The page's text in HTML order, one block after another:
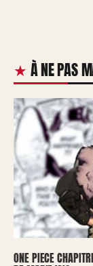
À NE PAS
ONE PIECE